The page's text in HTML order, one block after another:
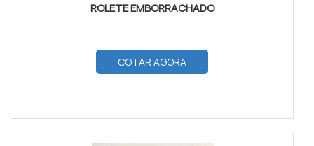
ROLETE EMBORRACHADO
COTAR AGORA